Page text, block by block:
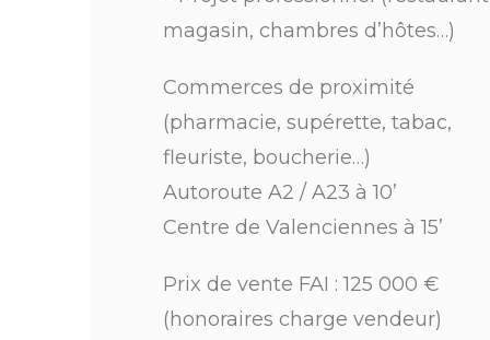
magasin, chambres d’hôtes…)
Commerces de proximité
(pharmacie, supérette, tabac,
fleuriste, boucherie…)
Autoroute A2 / A23 à 10’
Centre de Valenciennes à 15’
Prix de vente FAI : 125 000 €
(honoraires charge vendeur)